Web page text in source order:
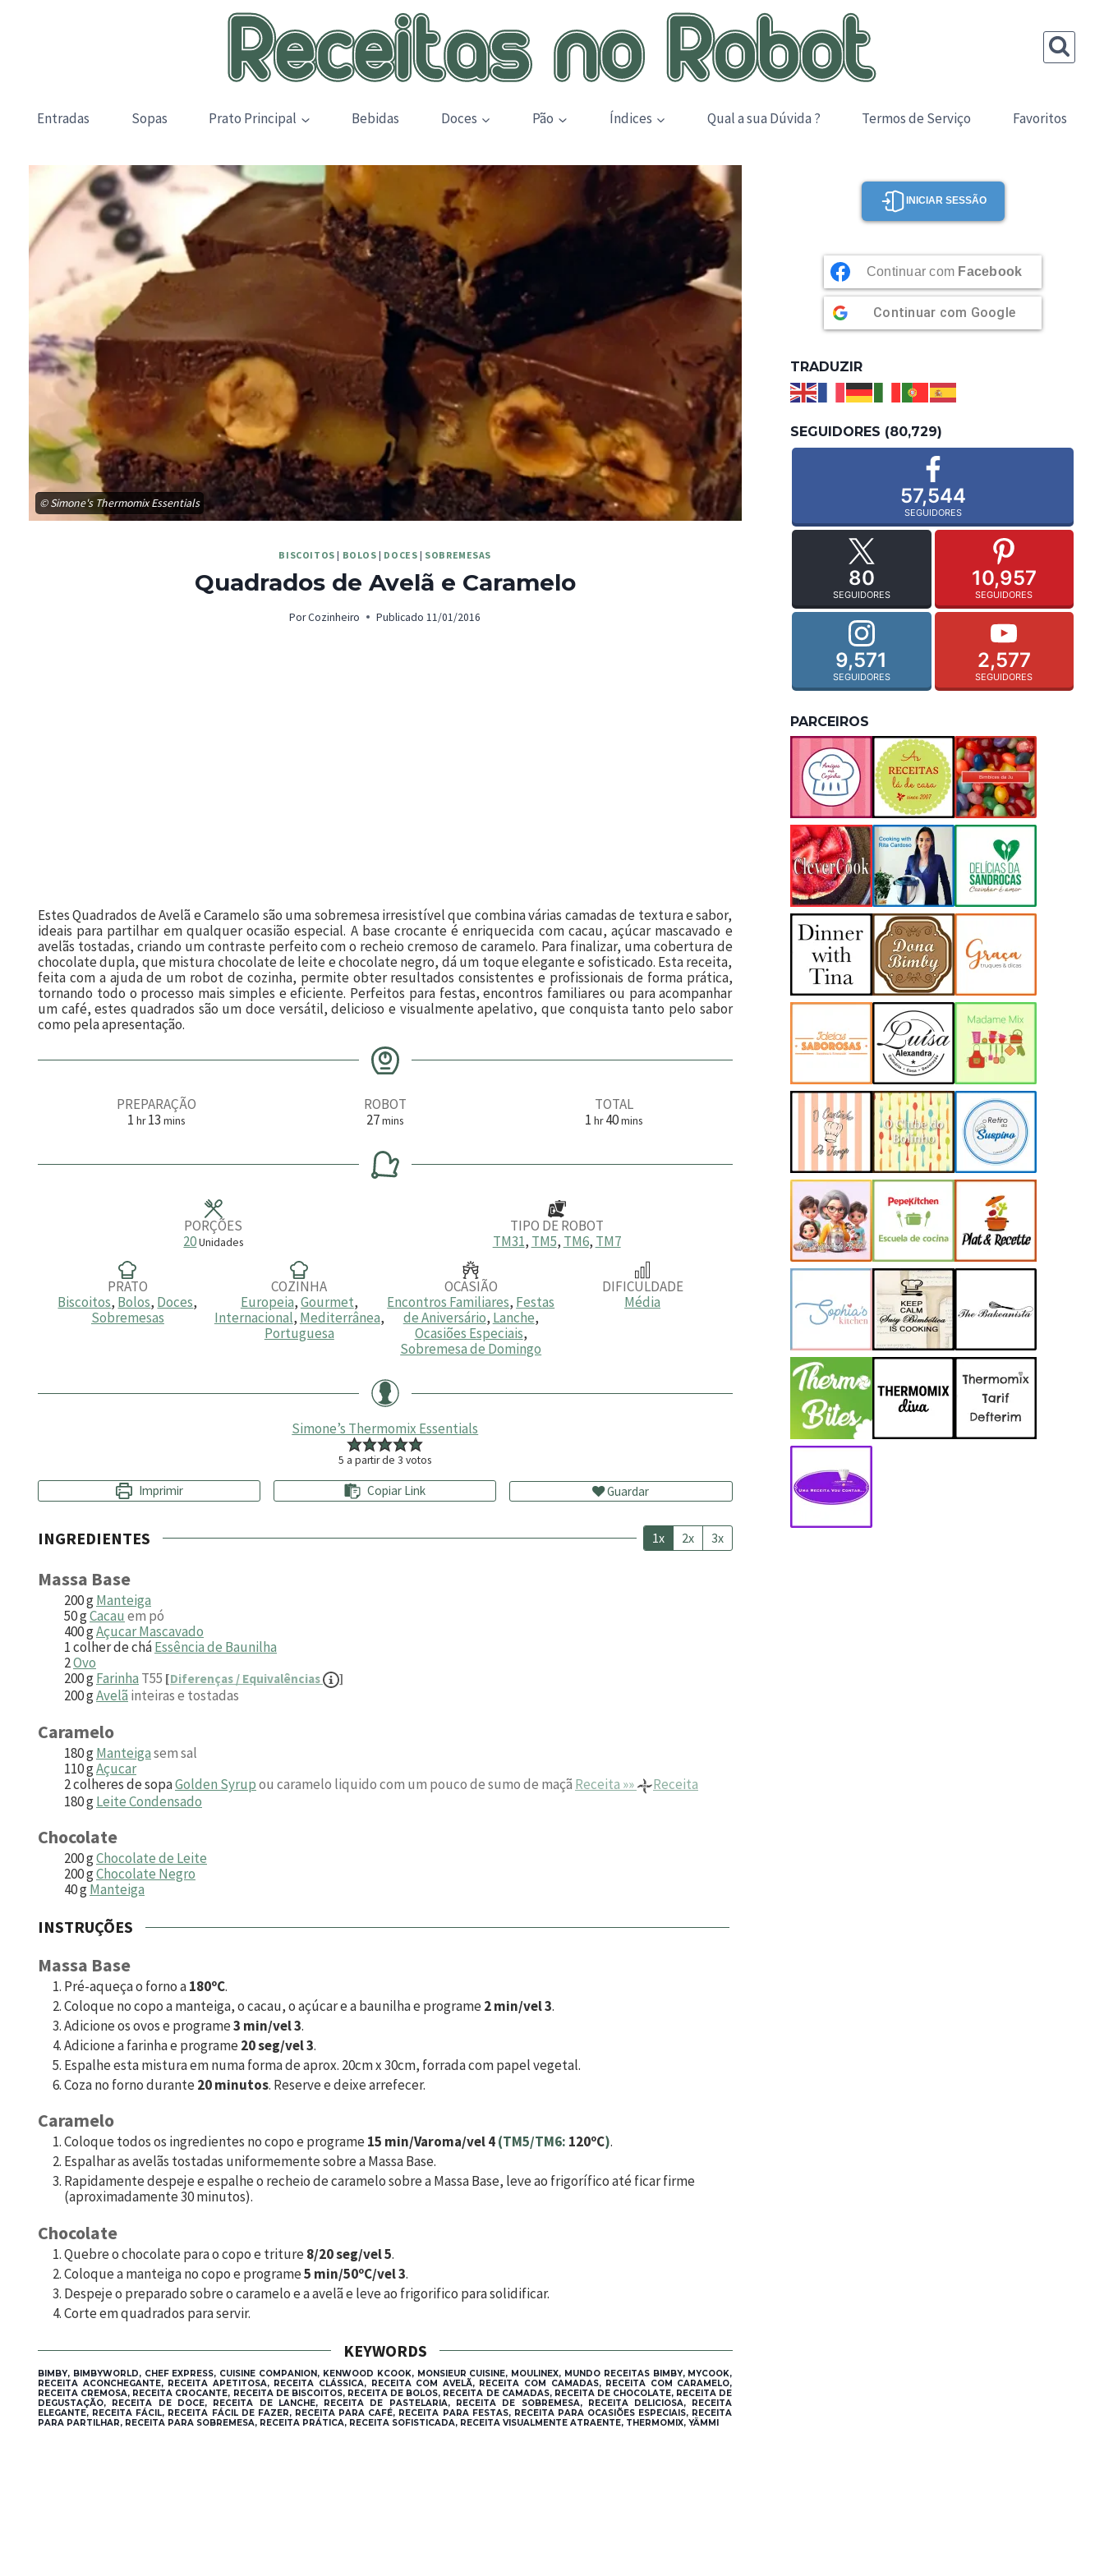
Entradas Sopas Prato Principal Bebidas Doces Pão Índices Qual a sua Dúvida ? Termos de Serviço Favoritos
© Simone's Thermomix Essentials
BISCOITOS | BOLOS | DOCES | SOBREMESAS
Quadrados de Avelã e Caramelo
PorCozinheiro Publicado 11/01/2016
Estes Quadrados de Avelã e Caramelo são uma sobremesa irresistível que combina várias camadas de textura e sabor,
ideais para partilhar em qualquer ocasião especial. A base crocante é enriquecida com cacau, açúcar mascavado e
avelãs tostadas, criando um contraste perfeito com o recheio cremoso de caramelo. Para finalizar, uma cobertura de
chocolate dupla, que mistura chocolate de leite e chocolate negro, dá um toque elegante e sofisticado. Esta receita,
feita com a ajuda de um robot de cozinha, permite obter resultados consistentes e profissionais de forma prática,
tornando todo o processo mais simples e eficiente. Perfeitos para festas, encontros familiares ou para acompanhar
um café, estes quadrados são um doce versátil, delicioso e visualmente apelativo, que conquista tanto pelo sabor
como pela apresentação.
PREPARAÇÃO
1h
a
hr 13m
u
mins
ROBOT
27m
n
t
mins
TOTAL
1h
a
hr 40m
u
mins
PORÇÕES
20Unidades
TIPO DE ROBOT
TM31, TM5, TM6, TM7
PRATO
Biscoitos, Bolos, Doces,
Sobremesas
COZINHA
Europeia,Gourmet,
Internacional, Mediterrânea,
Portuguesa
OCASIÃO
Encontros Familiares, Festas
de Aniversário, Lanche,
Ocasiões Especiais,
Sobremesa de Domingo
DIFICULDADE
Média
Simone’s Thermomix Essentials
5 a partir de3 votos
Imprimir Copiar Link Guardar
INGREDIENTES 1x 2x 3x
Massa Base
200gManteiga
50gCacau em pó
400gAçucar Mascavado
1colher de cháEssência de Baunilha
2Ovo
200gFarinha T55 [Diferenças / Equivalências ]
200gAvelã inteiras e tostadas
Caramelo
180gManteigasem sal
110gAçucar
2colheres de sopaGolden Syrupou caramelo liquido com um pouco de sumo de maçã Receita »»
Receita
180gLeite Condensado
Chocolate
200gChocolate de Leite
200gChocolate Negro
40gManteiga
INSTRUÇÕES
Massa Base
Pré-aqueça o forno a180ºC.
Coloque no copo a manteiga, o cacau, o açúcar e a baunilha e programe2 min/vel 3.
Adicione os ovos e programe3 min/vel 3.
Adicione a farinha e programe20 seg/vel 3.
Espalhe esta mistura em numa forma de aprox. 20cm x 30cm, forrada com papel vegetal.
Coza no forno durante20 minutos. Reserve e deixe arrefecer.
Caramelo
Coloque todos os ingredientes no copo e programe15 min/Varoma/vel 4(TM5/TM6: 120ºC).
Espalhar as avelãs tostadas uniformemente sobre a Massa Base.
Rapidamente despeje e espalhe o recheio de caramelo sobre a Massa Base, leve ao frigorífico até ficar firme
(aproximadamente 30 minutos).
Chocolate
Quebre o chocolate para o copo e triture8/20 seg/vel 5.
Coloque a manteiga no copo e programe5 min/50ºC/vel 3.
Despeje o preparado sobre o caramelo e a avelã e leve ao frigorifico para solidificar.
Corte em quadrados para servir.
KEYWORDS
BIMBY, BIMBYWORLD, CHEF EXPRESS, CUISINE COMPANION, KENWOOD KCOOK, MONSIEUR CUISINE, MOULINEX, MUNDO RECEITAS BIMBY, MYCOOK,
RECEITA ACONCHEGANTE, RECEITA APETITOSA, RECEITA CLÁSSICA, RECEITA COM AVELÃ, RECEITA COM CAMADAS, RECEITA COM CARAMELO,
RECEITA CREMOSA, RECEITA CROCANTE, RECEITA DE BISCOITOS, RECEITA DE BOLOS, RECEITA DE CAMADAS, RECEITA DE CHOCOLATE, RECEITA DE
DEGUSTAÇÃO, RECEITA DE DOCE, RECEITA DE LANCHE, RECEITA DE PASTELARIA, RECEITA DE SOBREMESA, RECEITA DELICIOSA, RECEITA
ELEGANTE, RECEITA FÁCIL, RECEITA FÁCIL DE FAZER, RECEITA PARA CAFÉ, RECEITA PARA FESTAS, RECEITA PARA OCASIÕES ESPECIAIS, RECEITA
PARA PARTILHAR, RECEITA PARA SOBREMESA, RECEITA PRÁTICA, RECEITA SOFISTICADA, RECEITA VISUALMENTE ATRAENTE, THERMOMIX, YÄMMI
INICIAR SESSÃO
Continuar com Facebook
Continuar com Google
TRADUZIR
SEGUIDORES (80,729)
57,544
SEGUIDORES
80
SEGUIDORES
10,957
SEGUIDORES
9,571
SEGUIDORES
2,577
SEGUIDORES
PARCEIROS